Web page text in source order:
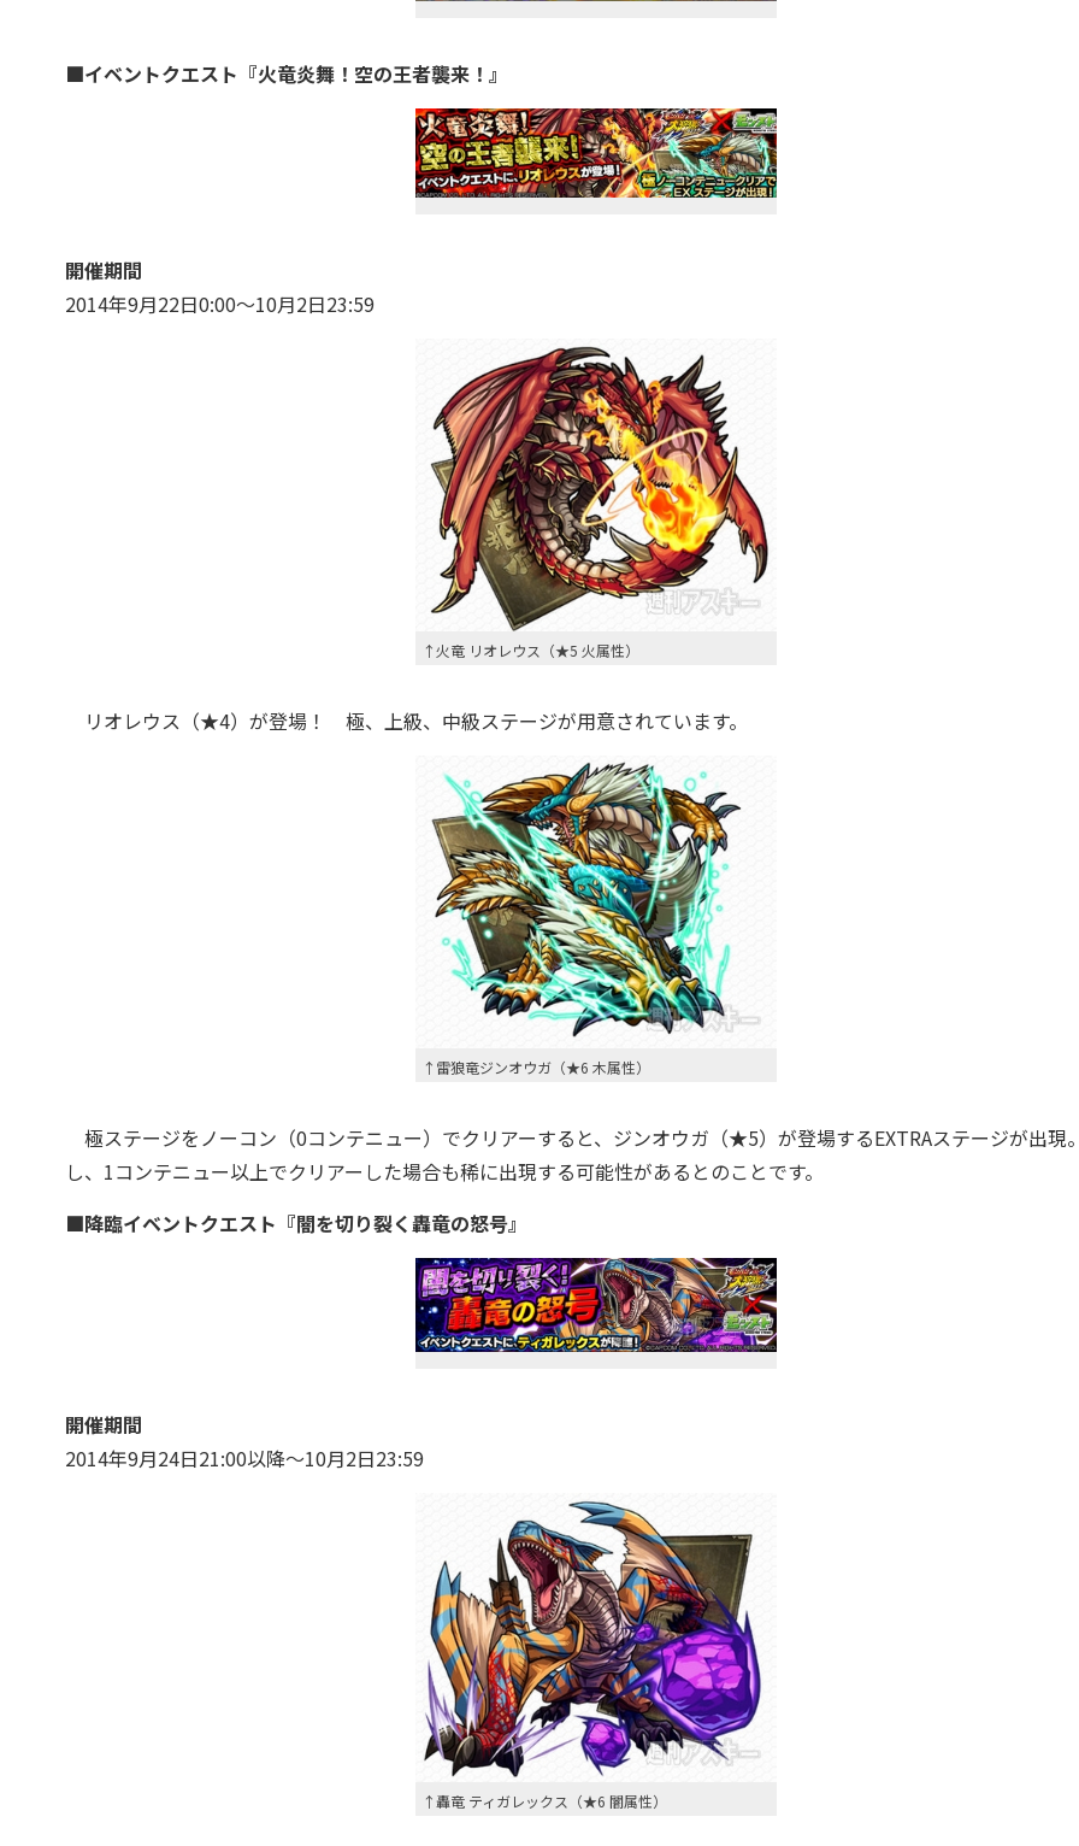
■イベントクエスト『火竜炎舞！空の王者襲来！』
開催期間
2014年9月22日0:00～10月2日23:59
↑火竜 リオレウス（★5 火属性）
リオレウス（★4）が登場！ 極、上級、中級ステージが用意されています。
↑雷狼竜ジンオウガ（★6 木属性）
極ステージをノーコン（0コンテニュー）でクリアーすると、 ジンオウガ（★5）が登場するEXTRAステージが出現
し、1コンテニュー以上でクリアーした場合も稀に出現する可能性があるとのことです。
■降臨イベントクエスト『闇を切り裂く轟竜の怒号』
開催期間
2014年9月24日21:00以降～10月2日23:59
↑轟竜 ティガレックス（★6 闇属性）